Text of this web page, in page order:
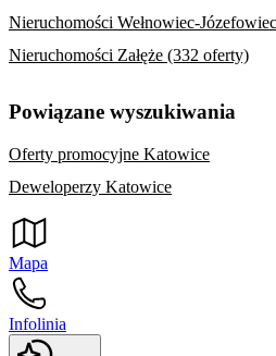
Nieruchomości Wełnowiec-
Nieruchomości Załęże (332 oferty)
Powiązane wyszukiwania
Oferty promocyjne Katowice
Deweloperzy Katowice
Mapa
Infolinia